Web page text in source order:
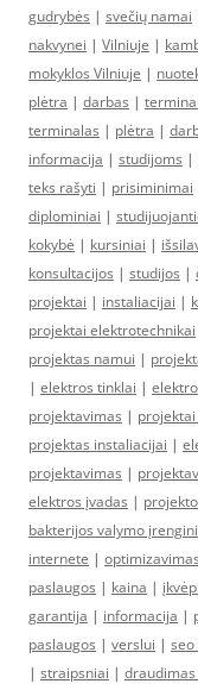
gudrybės | svečių namai
nakvynei | Vilniuje |
mokyklos Vilniuje |
plėtra | darbas |
terminalas | plėtra |
informacija | studijoms |
teks rašyti | prisiminimai
diplominiai |
kokybė | kursiniai |
konsultacijos | studijos |
projektai | instaliacijai |
projektai elektrotechnikai
projektas namui |
| elektros tinklai |
projektavimas |
projektas instaliacijai |
projektavimas |
elektros įvadas |
bakterijos valymo
internete | optimizavimas
paslaugos | kaina |
garantija | informacija |
paslaugos | verslui | seo
| straipsniai |